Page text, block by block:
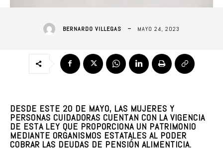
BERNARDO VILLEGAS MAYO 24, 2023
DESDE ESTE 20 DE MAYO, LAS MUJERES Y
PERSONAS CUIDADORAS CUENTAN CON LA VIGENCIA
DE ESTA LEY QUE PROPORCIONA UN PATRIMONIO
MEDIANTE ORGANISMOS ESTATALES AL PODER
COBRAR LAS DEUDAS DE PENSIÓN ALIMENTICIA.